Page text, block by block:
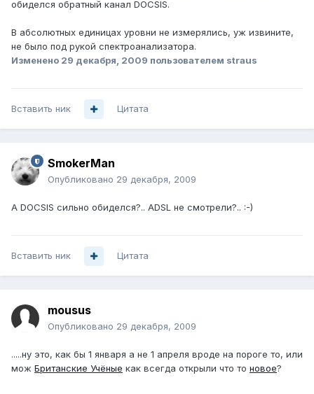
обиделся обратный канал DOCSIS.
В абсолютных единицах уровни не измерялись, уж извините,
не было под рукой спектроанализатора.
Изменено 29 декабря, 2009 пользователем straus
Вставить ник Цитата
SmokerMan
Опубликовано 29 декабря, 2009
А DOCSIS сильно обиделся?.. ADSL не смотрели?.. :-)
Вставить ник Цитата
mousus
Опубликовано 29 декабря, 2009
.....ну это, как бы 1 января а не 1 апреля вроде на пороге то, или
мож Британские Учёные как всегда открыли что то новое?